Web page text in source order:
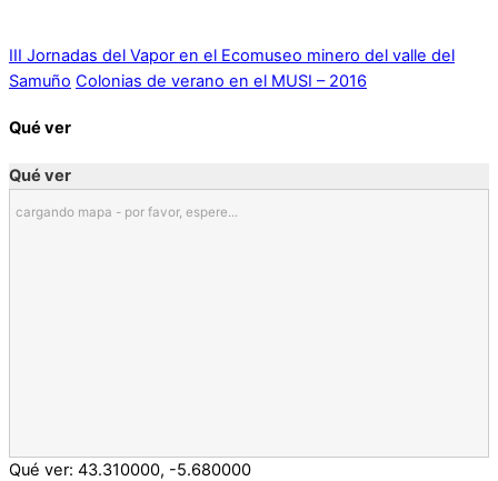
III Jornadas del Vapor en el Ecomuseo minero del valle del
Samuño Colonias de verano en el MUSI – 2016
Qué ver
Qué ver
cargando mapa - por favor, espere...
Qué ver: 43.310000, -5.680000